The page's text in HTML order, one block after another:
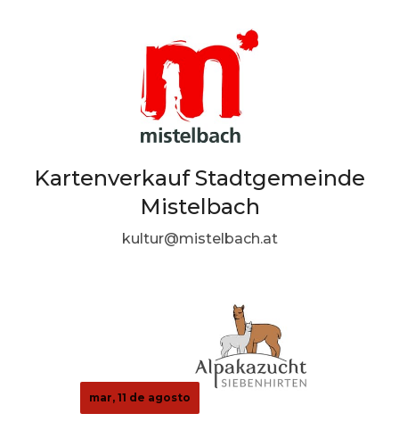
Kartenverkauf Stadtgemeinde
Mistelbach
kultur@mistelbach.at
mar, 11 de agosto